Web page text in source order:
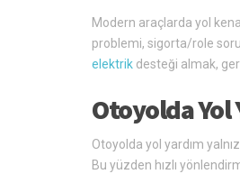
Modern araçlarda yol
problemi, sigorta/role
elektrik desteği almak,
Otoyolda Yol
Otoyolda yol yardım
Bu yüzden hızlı